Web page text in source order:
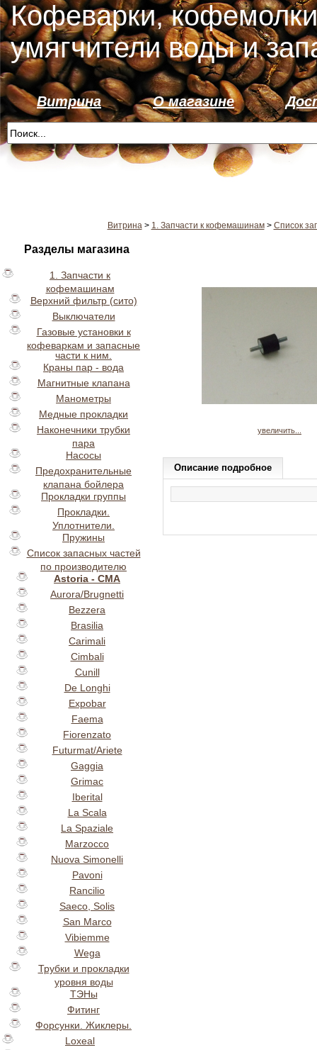
Кофеварки,
умягчители воды и
Витрина О магазине
Витрина> 1. Запчасти к кофемашинам> Список
Разделы магазина
1. Запчасти к
кофемашинам
Верхний фильтр (сито)
Выключатели
Газовые установки к
кофеваркам и запасные
части к ним.
Краны пар - вода
Магнитные клапана
Манометры
Медные прокладки
Наконечники трубки
пара
Насосы
Предохранительные
клапана бойлера
Прокладки группы
Прокладки.
Уплотнители.
Пружины
Список запасных частей
по производителю
Astoria - CMA
Aurora/Brugnetti
Bezzera
Brasilia
Carimali
Cimbali
Cunill
De Longhi
Expobar
Faema
Fiorenzato
Futurmat/Ariete
Gaggia
Grimac
Iberital
La Scala
La Spaziale
Marzocco
Nuova Simonelli
Pavoni
Rancilio
Saeco, Solis
San Marco
Vibiemme
Wega
Трубки и прокладки
уровня воды
ТЭНы
Фитинг
Форсунки. Жиклеры.
Loxeal
увеличить...
Описание подробное